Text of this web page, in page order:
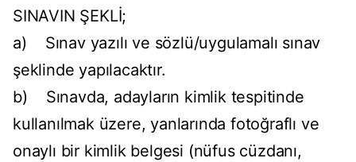
SINAVIN ŞEKLİ;
a) Sınav yazılı ve sözlü/uygulamalı sınav
şeklinde yapılacaktır.
b) Sınavda, adayların kimlik tespitinde
kullanılmak üzere, yanlarında fotoğraflı ve
onaylı bir kimlik belgesi (nüfus cüzdanı,